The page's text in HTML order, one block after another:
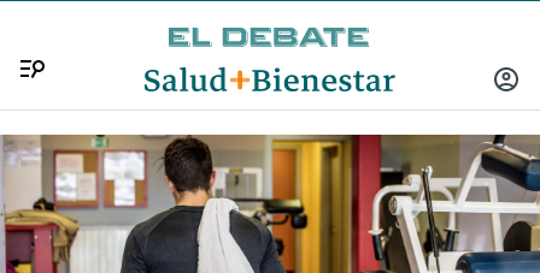
INICIAR